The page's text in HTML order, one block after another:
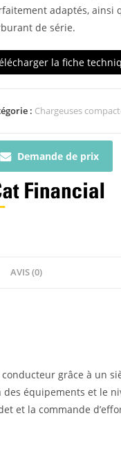
adaptés, ainsi
de série.
la fiche
: Chargeuses
Demande de prix
AVIS (0)
grâce à un
équipements et le
et la commande